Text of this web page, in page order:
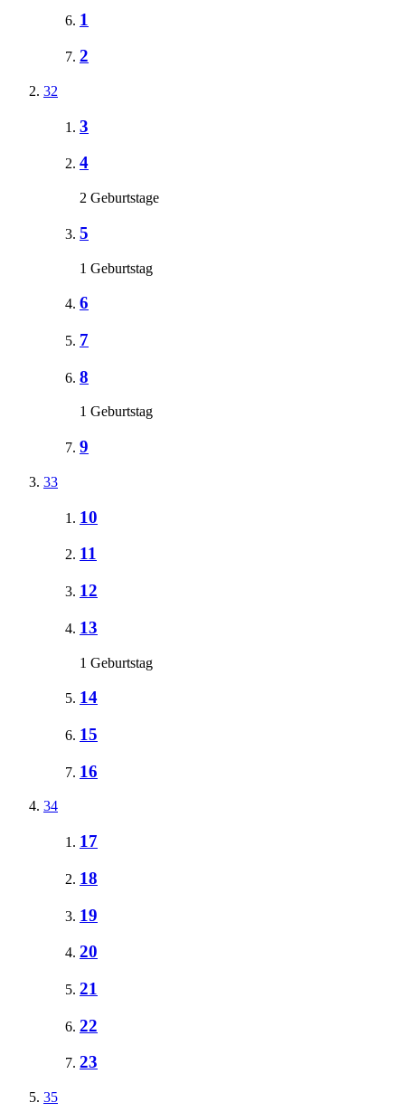
1
2
32
3
4
2 Geburtstage
5
1 Geburtstag
6
7
8
1 Geburtstag
9
33
10
11
12
13
1 Geburtstag
14
15
16
34
17
18
19
20
21
22
23
35